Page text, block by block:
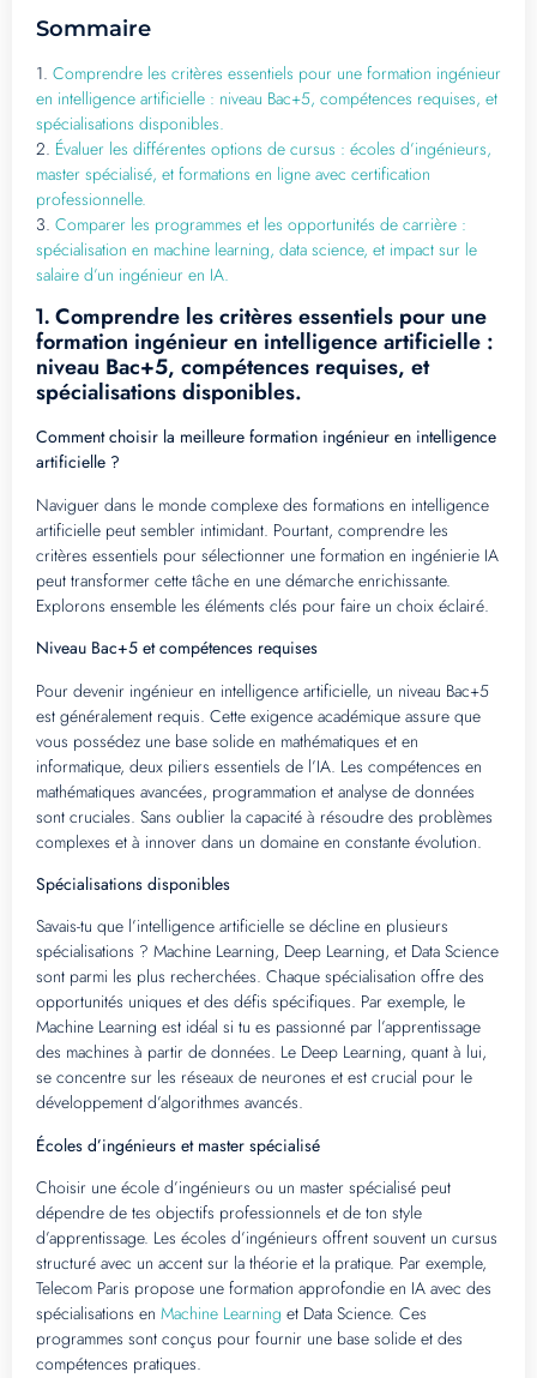
Sommaire
1. Comprendre les critères essentiels pour une formation ingénieur
en intelligence artificielle : niveau Bac+5, compétences requises, et
spécialisations disponibles.
2. Évaluer les différentes options de cursus : écoles d’ingénieurs,
master spécialisé, et formations en ligne avec certification
professionnelle.
3. Comparer les programmes et les opportunités de carrière :
spécialisation en machine learning, data science, et impact sur le
salaire d’un ingénieur en IA.
1. Comprendre les critères essentiels pour une
formation ingénieur en intelligence artificielle :
niveau Bac+5, compétences requises, et
spécialisations disponibles.
Comment choisir la meilleure formation ingénieur en intelligence
artificielle ?
Naviguer dans le monde complexe des formations en intelligence
artificielle peut sembler intimidant. Pourtant, comprendre les
critères essentiels pour sélectionner une formation en ingénierie IA
peut transformer cette tâche en une démarche enrichissante.
Explorons ensemble les éléments clés pour faire un choix éclairé.
Niveau Bac+5 et compétences requises
Pour devenir ingénieur en intelligence artificielle, un niveau Bac+5
est généralement requis. Cette exigence académique assure que
vous possédez une base solide en mathématiques et en
informatique, deux piliers essentiels de l’IA. Les compétences en
mathématiques avancées, programmation et analyse de données
sont cruciales. Sans oublier la capacité à résoudre des problèmes
complexes et à innover dans un domaine en constante évolution.
Spécialisations disponibles
Savais-tu que l’intelligence artificielle se décline en plusieurs
spécialisations ? Machine Learning, Deep Learning, et Data Science
sont parmi les plus recherchées. Chaque spécialisation offre des
opportunités uniques et des défis spécifiques. Par exemple, le
Machine Learning est idéal si tu es passionné par l’apprentissage
des machines à partir de données. Le Deep Learning, quant à lui,
se concentre sur les réseaux de neurones et est crucial pour le
développement d’algorithmes avancés.
Écoles d’ingénieurs et master spécialisé
Choisir une école d’ingénieurs ou un master spécialisé peut
dépendre de tes objectifs professionnels et de ton style
d’apprentissage. Les écoles d’ingénieurs offrent souvent un cursus
structuré avec un accent sur la théorie et la pratique. Par exemple,
Telecom Paris propose une formation approfondie en IA avec des
spécialisations en Machine Learning et Data Science. Ces
programmes sont conçus pour fournir une base solide et des
compétences pratiques.